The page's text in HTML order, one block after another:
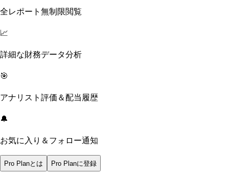
全レポート無制限閲覧
📈
詳細な財務データ分析
🎯
アナリスト評価＆配当履歴
🔔
お気に入り＆フォロー通知
Pro Planとは Pro Planに登録